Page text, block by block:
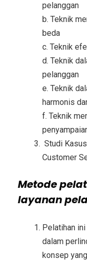
pelanggan
b. Teknik
beda
c. Teknik
d. Teknik
pelanggan
e. Teknik
harmonis
f. Teknik
Studi
Customer
Metode
layanan
Pelatihan
dalam
konsep